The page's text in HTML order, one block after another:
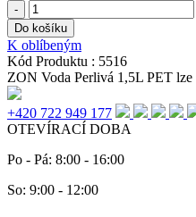
-
Do košíku
K oblíbeným
Kód Produktu : 5516
ZON Voda Perlivá 1,5L PET lze
+420 722 949 177
OTEVÍRACÍ DOBA
Po - Pá: 8:00 - 16:00
So: 9:00 - 12:00